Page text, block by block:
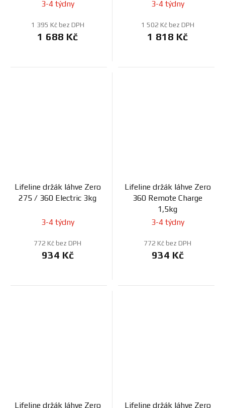
3-4 týdny
1 395 Kč bez DPH
1 688 Kč
3-4 týdny
1 502 Kč bez DPH
1 818 Kč
Lifeline držák láhve Zero
275 / 360 Electric 3kg
3-4 týdny
772 Kč bez DPH
934 Kč
Lifeline držák láhve Zero
360 Remote Charge
1,5kg
3-4 týdny
772 Kč bez DPH
934 Kč
Lifeline držák láhve Zero Lifeline držák láhve Zero